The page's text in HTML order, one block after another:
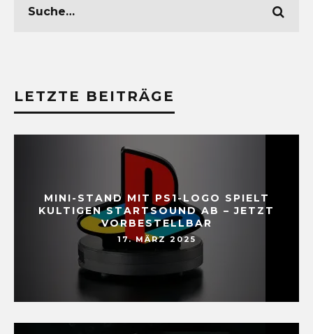
LETZTE BEITRÄGE
MINI-STAND MIT PS1-LOGO SPIELT
KULTIGEN STARTSOUND AB – JETZT
VORBESTELLBAR
17. MÄRZ 2025